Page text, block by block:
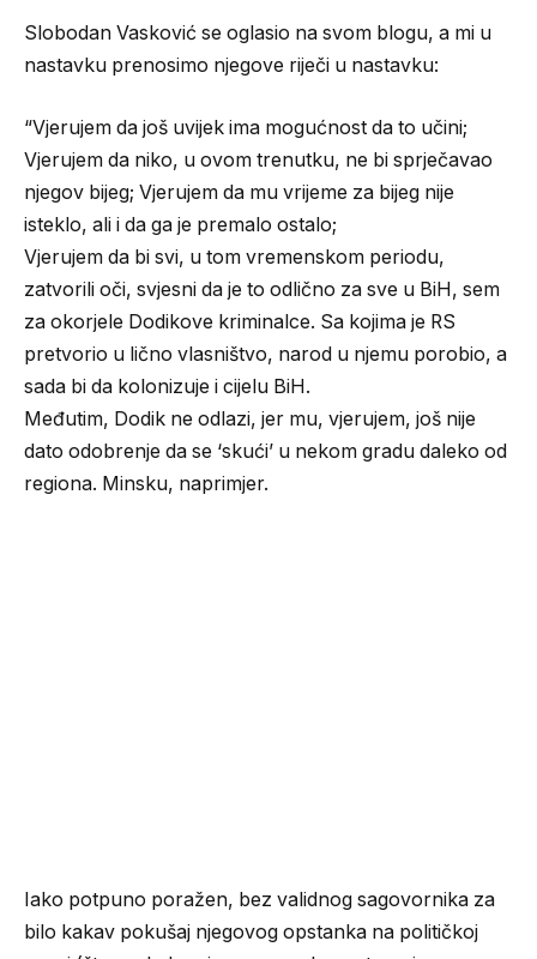
Slobodan Vasković se oglasio na svom blogu, a mi u
nastavku prenosimo njegove riječi u nastavku:
“Vjerujem da još uvijek ima mogućnost da to učini;
Vjerujem da niko, u ovom trenutku, ne bi sprječavao
njegov bijeg; Vjerujem da mu vrijeme za bijeg nije
isteklo, ali i da ga je premalo ostalo;
Vjerujem da bi svi, u tom vremenskom periodu,
zatvorili oči, svjesni da je to odlično za sve u BiH, sem
za okorjele Dodikove kriminalce. Sa kojima je RS
pretvorio u lično vlasništvo, narod u njemu porobio, a
sada bi da kolonizuje i cijelu BiH.
Međutim, Dodik ne odlazi, jer mu, vjerujem, još nije
dato odobrenje da se ‘skući’ u nekom gradu daleko od
regiona. Minsku, naprimjer.
Iako potpuno poražen, bez validnog sagovornika za
bilo kakav pokušaj njegovog opstanka na političkoj